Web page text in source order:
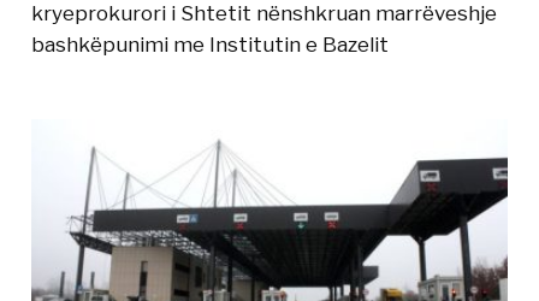
kryeprokurori i Shtetit nënshkruan marrëveshje
bashkëpunimi me Institutin e Bazelit